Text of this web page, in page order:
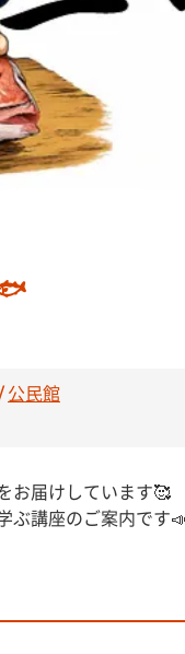
公民館
お届けしています🥰
ぶ講座のご案内です